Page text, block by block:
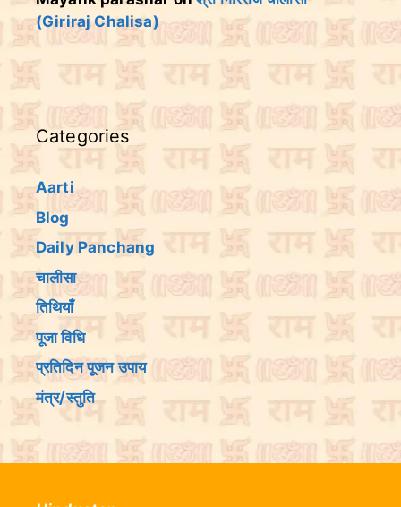
(Giriraj Chalisa)
Categories
Aarti
Blog
Daily Panchang
चालीसा
तिथियांँ
पूजा विधि
प्रतिदिन पूजन उपाय
मंत्र/स्तुति